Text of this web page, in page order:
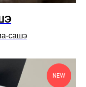
сашэ
NEW